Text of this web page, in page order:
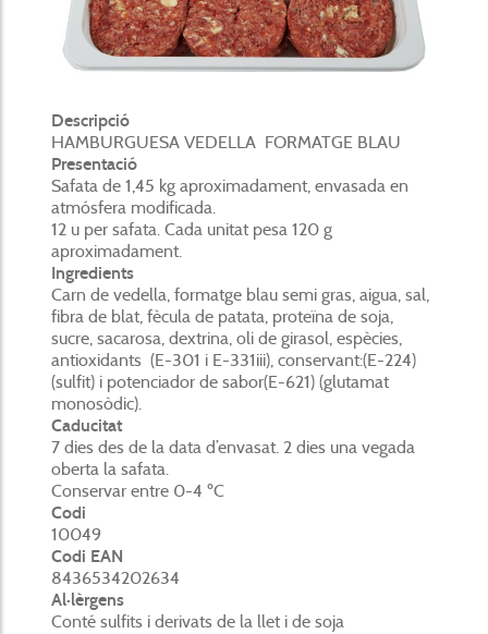
Descripció
HAMBURGUESA VEDELLA FORMATGE BLAU
Presentació
Safata de 1,45 kg aproximadament, envasada en
atmósfera modificada.
12 u per safata. Cada unitat pesa 120 g
aproximadament.
Ingredients
Carn de vedella, formatge blau semi gras, aigua, sal,
fibra de blat, fècula de patata, proteïna de soja,
sucre, sacarosa, dextrina, oli de girasol, espècies,
antioxidants (E-301 i E-331iii), conservant:(E-224)
(sulfit) i potenciador de sabor(E-621) (glutamat
monosòdic).
Caducitat
7 dies des de la data d’envasat. 2 dies una vegada
oberta la safata.
Conservar entre 0-4 ºC
Codi
10049
Codi EAN
8436534202634
Al·lèrgens
Conté sulfits i derivats de la llet i de soja